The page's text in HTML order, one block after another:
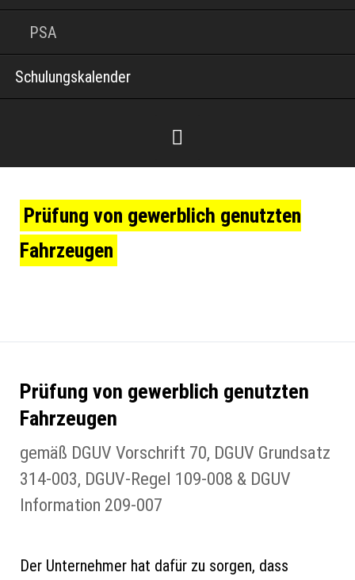
PSA
Schulungskalender
Facebook
Prüfung von gewerblich genutzten
Fahrzeugen
Prüfung von gewerblich genutzten
Fahrzeugen
gemäß DGUV Vorschrift 70, DGUV Grundsatz
314-003, DGUV-Regel 109-008 & DGUV
Information 209-007
Der Unternehmer hat dafür zu sorgen, dass